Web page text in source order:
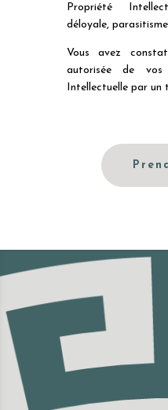
Propriété
déloyale,
Vous avez
autorisée de
Intellectuelle par un